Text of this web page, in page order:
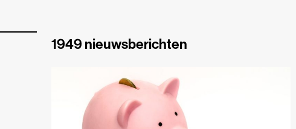
1949 nieuwsberichten